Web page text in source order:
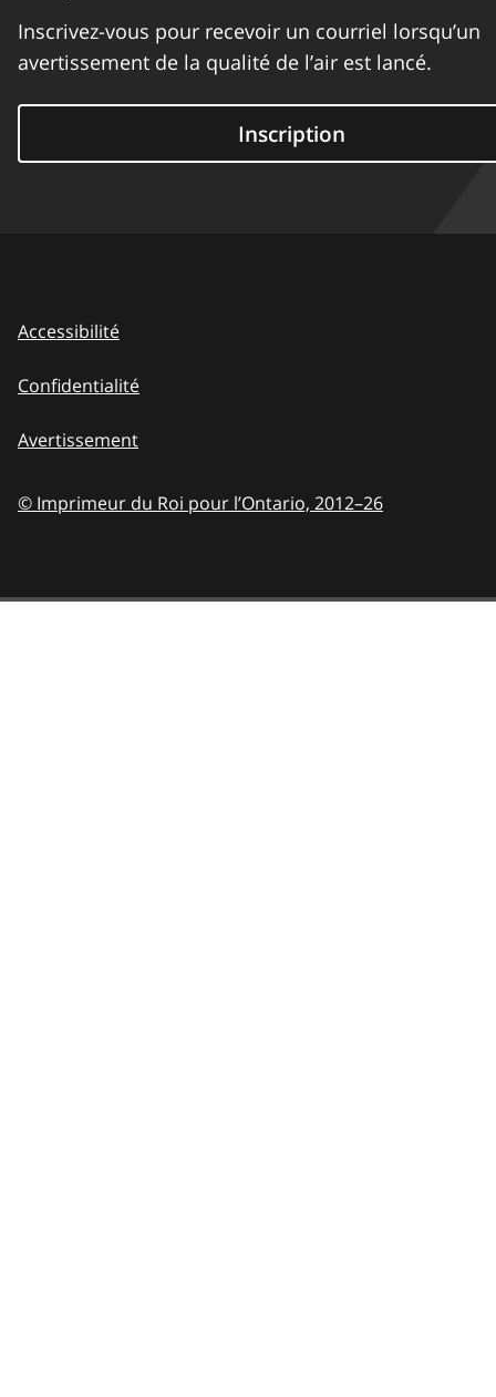
Inscrivez-vous pour recevoir un courriel lorsqu’un
avertissement de la qualité de l’air est lancé.
Inscription
Accessibilité
Confidentialité
Avertissement
© Imprimeur du Roi pour l’Ontario, 2012–26